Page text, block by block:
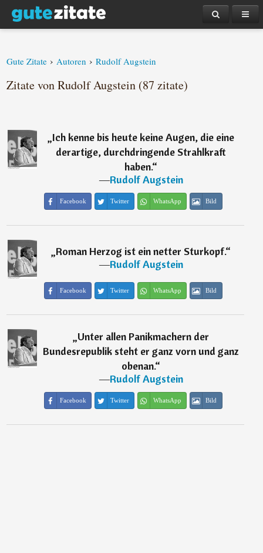
Gute Zitate › Autoren › Rudolf Augstein
Zitate von Rudolf Augstein (87 zitate)
„Ich kenne bis heute keine Augen, die eine
derartige, durchdringende Strahlkraft
haben.“
―Rudolf Augstein
Facebook Twitter WhatsApp Bild
„Roman Herzog ist ein netter Sturkopf.“
―Rudolf Augstein
Facebook Twitter WhatsApp Bild
„Unter allen Panikmachern der
Bundesrepublik steht er ganz vorn und ganz
obenan.“
―Rudolf Augstein
Facebook Twitter WhatsApp Bild